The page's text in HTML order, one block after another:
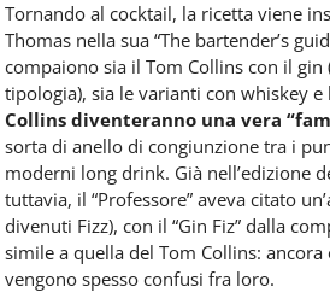
Tornando al cocktail, la ricetta viene
Thomas nella sua “The bartender’s
compaiono sia il Tom Collins con il gin
tipologia), sia le varianti con whiskey e
Collins diventeranno una vera
sorta di anello di congiunzione tra i
moderni long drink. Già nell’edizione
tuttavia, il “Professore” aveva citato
divenuti Fizz), con il “Gin Fiz” dalla
simile a quella del Tom Collins: ancora
vengono spesso confusi fra loro.